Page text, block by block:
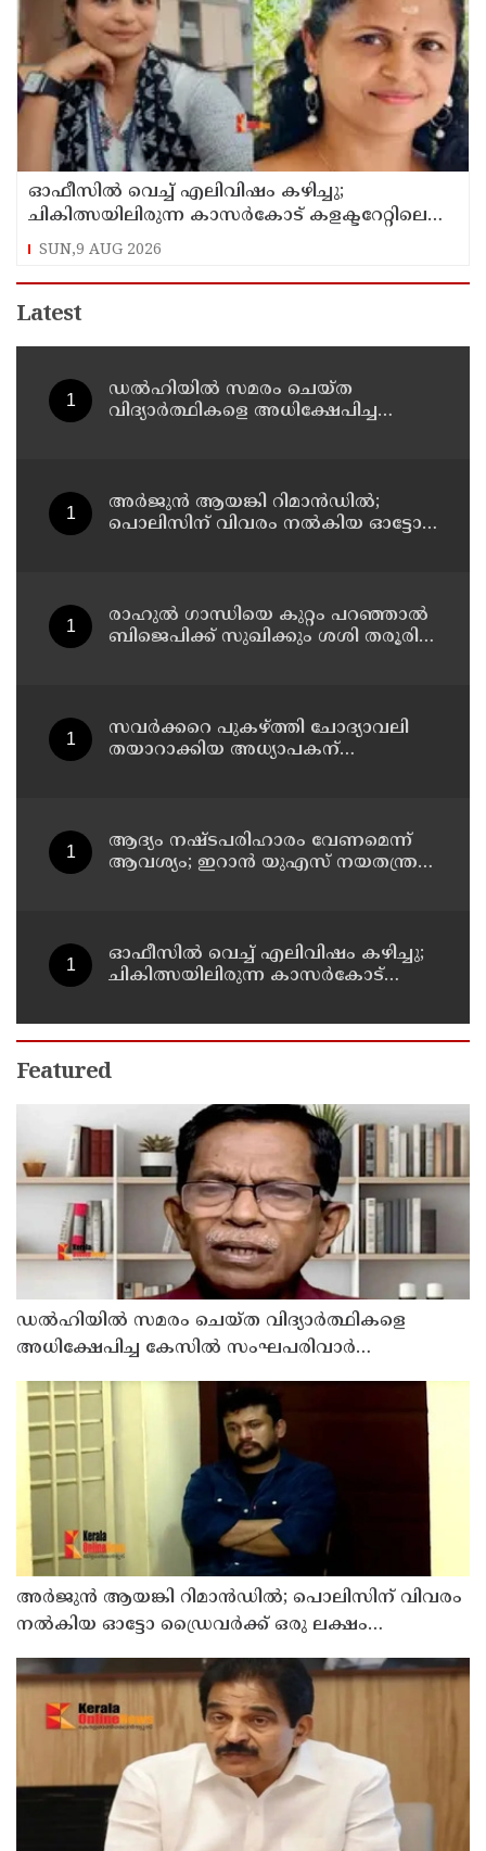
ഓഫീസില്‍ വെച്ച് എലിവിഷം കഴിച്ചു;
ചികിത്സയിലിരുന്ന കാസര്‍കോട് കളക്ടറേറ്റിലെ
സീനിയര്‍ ക്ലര്‍ക്ക് മരിച്ചു
SUN,9 AUG 2026
Latest
ഡൽഹിയിൽ സമരം ചെയ്ത
വിദ്യാർത്ഥികളെ അധിക്ഷേപിച്ച
അര്‍ജുന്‍ ആയങ്കി റിമാന്‍ഡില്‍;
പൊലിസിന് വിവരം നൽകിയ ഓട്ടോ
രാഹുല്‍ ഗാന്ധിയെ കുറ്റം പറഞ്ഞാല്‍
ബിജെപിക്ക് സുഖിക്കും ശശി തരൂരിന്
സവര്‍ക്കറെ പുകഴ്ത്തി ചോദ്യാവലി
തയാറാക്കിയ അധ്യാപകന്
ആദ്യം നഷ്ടപരിഹാരം വേണമെന്ന്
ആവശ്യം; ഇറാന്‍ യുഎസ് നയതന്ത്ര
ഓഫീസില്‍ വെച്ച് എലിവിഷം കഴിച്ചു;
ചികിത്സയിലിരുന്ന കാസര്‍കോട്
Featured
ഡൽഹിയിൽ സമരം ചെയ്ത വിദ്യാർത്ഥികളെ
അധിക്ഷേപിച്ച കേസില്‍ സംഘപരിവാർ
സഹയാത്രികൻ ടി ജി മോഹന്‍ദാസ് കസ്റ്റഡിയിൽ
അര്‍ജുന്‍ ആയങ്കി റിമാന്‍ഡില്‍; പൊലിസിന് വിവരം
നൽകിയ ഓട്ടോ ഡ്രൈവർക്ക് ഒരു ലക്ഷം
പാരിതോഷികം നൽകുമെന്ന് മന്ത്രി